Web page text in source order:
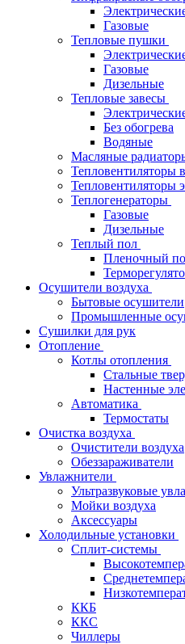
Газовые
Тепловые пушки
Газовые
Дизельные
Тепловые завесы
Без обогрева
Водяные
Масляные
Тепловентиляторы
Тепловентиляторы
Теплогенераторы
Газовые
Дизельные
Теплый пол
Пленочный
Осушители воздуха
Бытовые осушители
Промышленные
Сушилки для рук
Отопление
Котлы отопления
Стальные
Настенные
Автоматика
Термостаты
Очистка воздуха
Очистители воздуха
Обеззараживатели
Увлажнители
Ультразвуковые
Мойки воздуха
Аксессуары
Холодильные установки
Сплит-системы
ККБ
ККС
Чиллеры